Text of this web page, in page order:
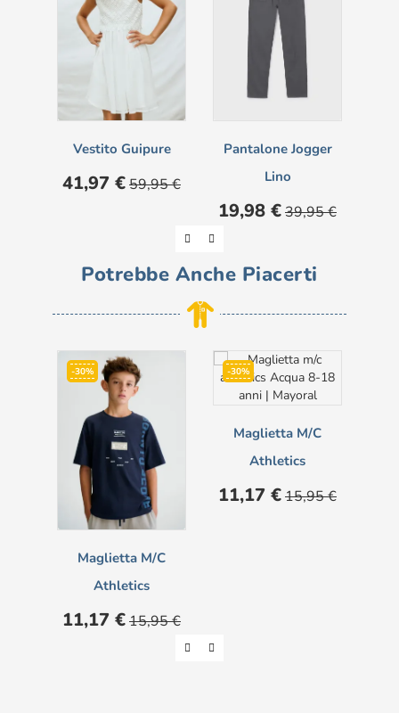
Vestito Guipure
Prezzo
41,97 € Prezzo
base
59,95 €
Pantalone Jogger
Lino
Prezzo
19,98 € Prezzo
base
39,95 €
Potrebbe Anche Piacerti
-30%
Maglietta M/c
Athletics
Prezzo
11,17 € Prezzo
base
15,95 €
-30%
Maglietta M/c
Athletics
Prezzo
11,17 € Prezzo
base
15,95 €